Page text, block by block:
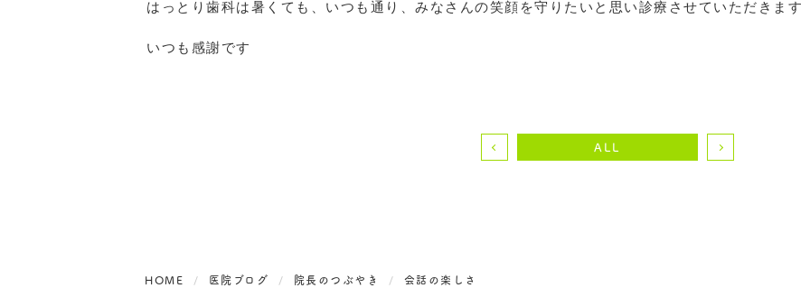
はっとり歯科は暑くても、いつも通り、みなさんの笑顔を守りたいと思い診療させていただきます
いつも感謝です
ALL
HOME 医院ブログ 院長のつぶやき 会話の楽しさ